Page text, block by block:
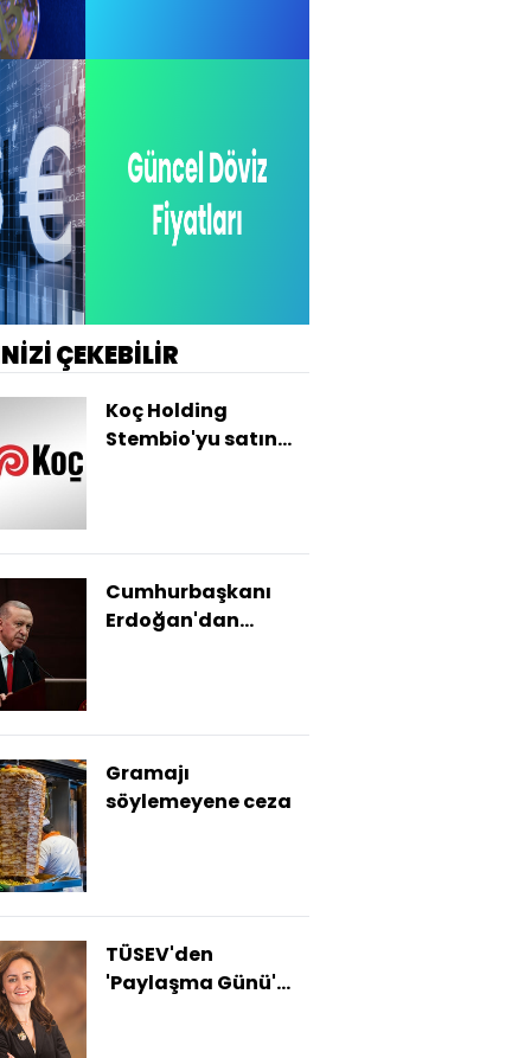
ÇEKEBİLİR
Koç Holding
Stembio'yu satın
Cumhurbaşkanı
Erdoğan'dan
Gramajı
söylemeyene ceza
TÜSEV'den
'Paylaşma Günü'